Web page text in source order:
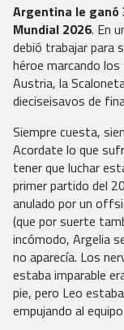
Argentina le ganó
Mundial 2026. En
debió trabajar para
héroe marcando
Austria, la
dieciseisavos de
Siempre cuesta,
Acordate lo que
tener que luchar
primer partido del
anulado por un
(que por suerte
incómodo, Argelia
no aparecía. Los
estaba imparable
pie, pero Leo
empujando al